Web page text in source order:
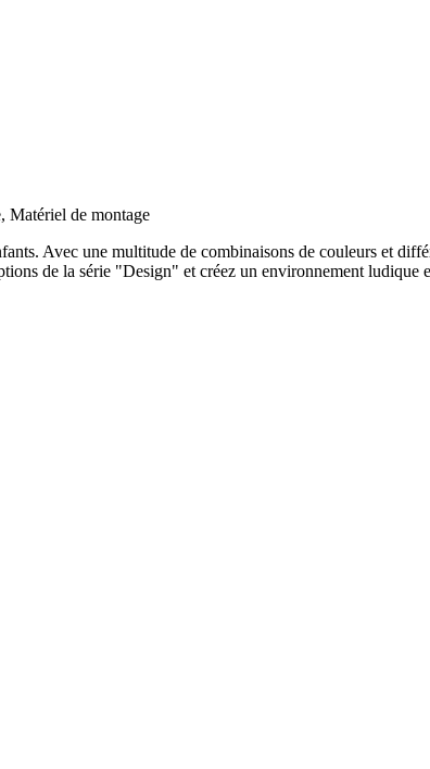
de montage
Avec une multitude de combinaisons de couleurs et
de la série "Design" et créez un environnement ludique